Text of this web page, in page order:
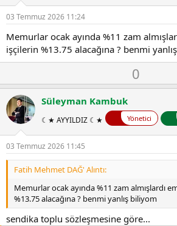
o
t
e
03 Temmuz 2026 11:24
Memurlar ocak ayında %11 zam
işçilerin %13.75 alacağına ? benmi
O
y
l
a
0
o
n
v
o
t
e
Süleyman Kambuk
☾★ AYYILDIZ ☾★ Yönetici
03 Temmuz 2026 11:45
Fatih Mehmet DAĞ' Alıntı:
Memurlar ocak ayında %11 zam almışlardı
%13.75 alacağına ? benmi yanlış biliyom
sendika toplu sözleşmesine göre...